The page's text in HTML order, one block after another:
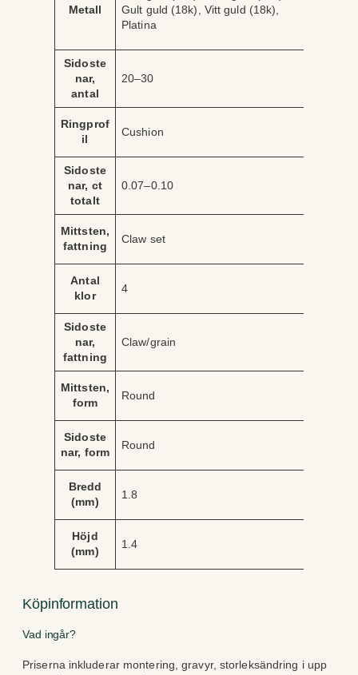
t
ä
e
Metall
Gult guld (18k), Vitt guld (18k),
Platina
Sidoste
nar,
antal
20–30
Ringprof
il
Cushion
Sidoste
nar, ct
totalt
0.07–0.10
Mittsten,
fattning
Claw set
Antal
klor
4
Sidoste
nar,
fattning
Claw/grain
Mittsten,
form
Round
Sidoste
nar, form
Round
Bredd
(mm)
1.8
Höjd
(mm)
1.4
Köpinformation
Vad ingår?
Priserna inkluderar montering, gravyr, storleksändring i upp